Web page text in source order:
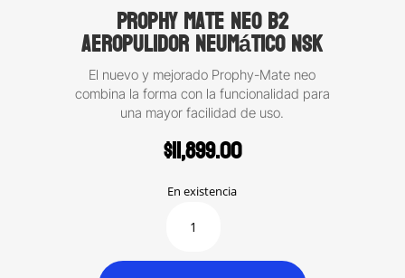
Prophy Mate Neo B2
aeropulidor neumático NSK
El nuevo y mejorado Prophy-Mate neo
combina la forma con la funcionalidad para
una mayor facilidad de uso.
$11,899.00
En existencia
Mate